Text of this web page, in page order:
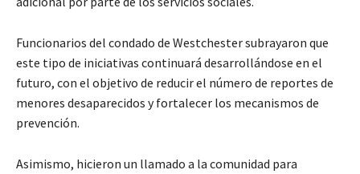
Funcionarios del condado de Westchester subrayaron que
este tipo de iniciativas continuará desarrollándose en el
futuro, con el objetivo de reducir el número de reportes de
menores desaparecidos y fortalecer los mecanismos de
prevención.
Asimismo, hicieron un llamado a la comunidad para